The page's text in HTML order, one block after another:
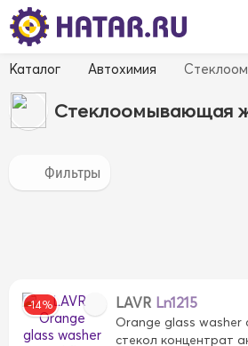
Каталог Автохимия
Стеклоомывающая
-14% LAVR Ln1215
Orange glass washer
стекол концентрат